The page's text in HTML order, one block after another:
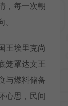
，每一次朝
王埃里克尚
笼罩达文王
与燃料储备
心思，民间